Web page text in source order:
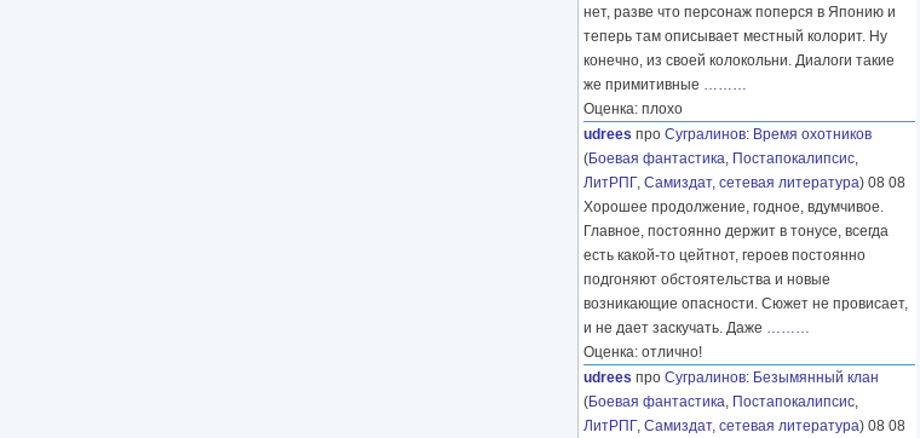
нет, разве что персонаж поперся в Японию и
теперь там описывает местный колорит. Ну
конечно, из своей колокольни. Диалоги такие
же примитивные ………
Оценка: плохо
udrees про Сугралинов: Время охотников
(Боевая фантастика, Постапокалипсис,
ЛитРПГ, Самиздат, сетевая литература) 08 08
Хорошее продолжение, годное, вдумчивое.
Главное, постоянно держит в тонусе, всегда
есть какой-то цейтнот, героев постоянно
подгоняют обстоятельства и новые
возникающие опасности. Сюжет не провисает,
и не дает заскучать. Даже ………
Оценка: отлично!
udrees про Сугралинов: Безымянный клан
(Боевая фантастика, Постапокалипсис,
ЛитРПГ, Самиздат, сетевая литература) 08 08